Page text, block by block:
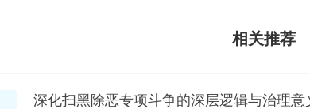
相关推荐
深化扫黑除恶专项斗争的深层逻辑与治理意